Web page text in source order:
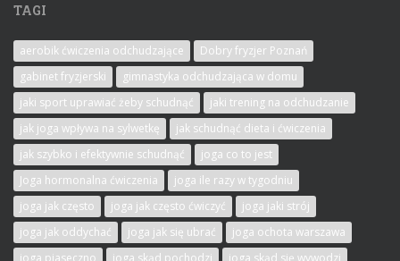
TAGI
aerobik ćwiczenia odchudzające
Dobry fryzjer Poznań
gabinet fryzjerski
gimnastyka odchudzająca w domu
jaki sport uprawiać żeby schudnąć
jaki trening na odchudzanie
jak joga wpływa na sylwetkę
jak schudnąć dieta i ćwiczenia
jak szybko i efektywnie schudnąć
joga co to jest
Joga hormonalna ćwiczenia
joga ile razy w tygodniu
joga jak często
joga jak często ćwiczyć
joga jaki strój
joga jak oddychać
joga jak się ubrać
joga ochota warszawa
joga piaseczno
joga skąd pochodzi
joga skąd się wywodzi